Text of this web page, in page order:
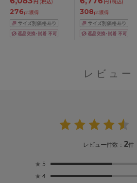
276pt獲得 308pt獲得
レビュー
レビュー件数：2件
★ 5
★ 4